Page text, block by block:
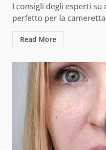
I consigli degli esperti
perfetto per la
Read More